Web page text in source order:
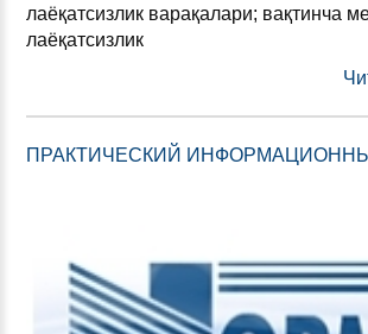
лаёқатсизлик варақалари; вақтинча
лаёқатсизлик
ПРАКТИЧЕСКИЙ